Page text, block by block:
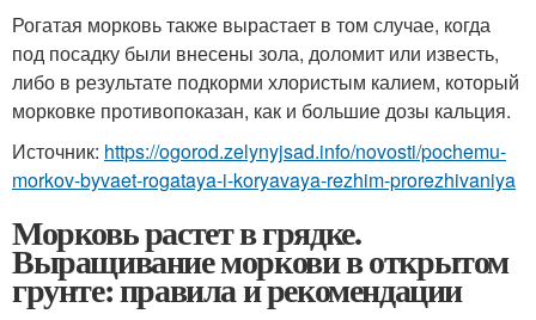
Рогатая морковь также вырастает в том случае, когда
под посадку были внесены зола, доломит или известь,
либо в результате подкорми хлористым калием, который
морковке противопоказан, как и большие дозы кальция.
Источник: https://ogorod.zelynyjsad.info/novosti/pochemu-
morkov-byvaet-rogataya-i-koryavaya-rezhim-prorezhivaniya
Морковь растет в грядке.
Выращивание моркови в открытом
грунте: правила и рекомендации